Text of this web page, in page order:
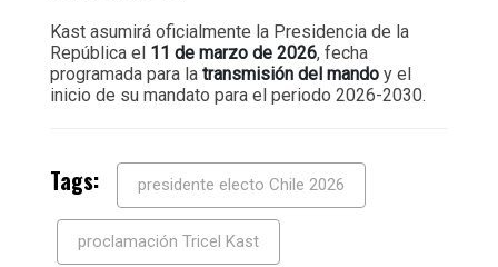
Kast asumirá oficialmente la Presidencia de la
República el 11 de marzo de 2026, fecha
programada para la transmisión del mando y el
inicio de su mandato para el periodo 2026-2030.
Tags: presidente electo Chile 2026
proclamación Tricel Kast